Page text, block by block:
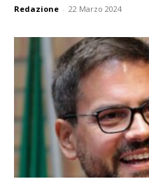
Redazione - 22 Marzo 2024